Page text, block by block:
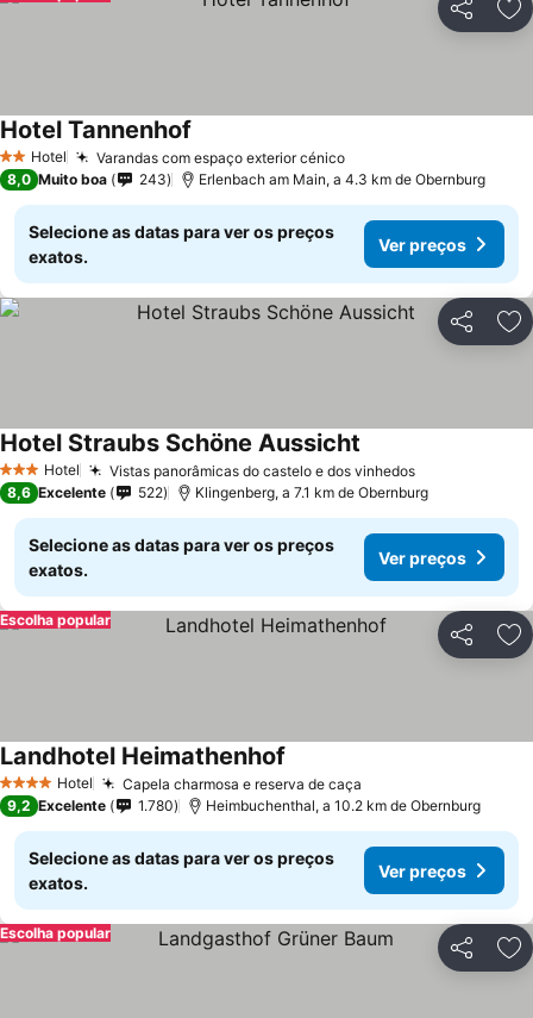
Partilhar
2 Estrelas
Hotel Varandas com espaço exterior cénico
Hotel Tannenhof
8,0 Muito boa 243 Erlenbach am Main, a 4.3 km de Obernburg
Selecione as datas para ver os preços
exatos.
Ver preços
Partilhar
3 EstrelasHotel Vistas panorâmicas do castelo e dos vinhedos
Hotel Straubs Schöne Aussicht
8,6 Excelente 522 Klingenberg, a 7.1 km de Obernburg
Selecione as datas para ver os preços
exatos.
Ver preços
Partilhar
Escolha popular
4 EstrelasHotel Capela charmosa e reserva de caça
Landhotel Heimathenhof
9,2 Excelente 1.780 Heimbuchenthal, a 10.2 km de Obernburg
Selecione as datas para ver os preços
exatos.
Ver preços
Partilhar
Escolha popular